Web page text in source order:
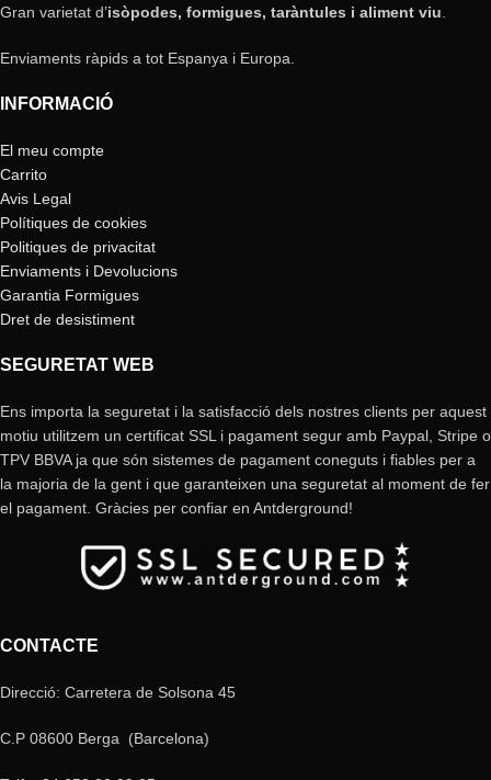
Gran varietat d’isòpodes, formigues, taràntules i aliment viu
Enviaments ràpids a tot Espanya i Europa.
INFORMACIÓ
El meu compte
Carrito
Avis Legal
Polítiques de cookies
Politiques de privacitat
Enviaments i Devolucions
Garantia Formigues
Dret de desistiment
SEGURETAT WEB
Ens importa la seguretat i la satisfacció dels nostres clients per aquest
motiu utilitzem un certificat SSL i pagament segur amb Paypal, Stripe o
TPV BBVA ja que són sistemes de pagament coneguts i fiables per a
la majoria de la gent i que garanteixen una seguretat al moment de fer
el pagament. Gràcies per confiar en Antderground!
CONTACTE
Direcció: Carretera de Solsona 45
C.P 08600 Berga (Barcelona)